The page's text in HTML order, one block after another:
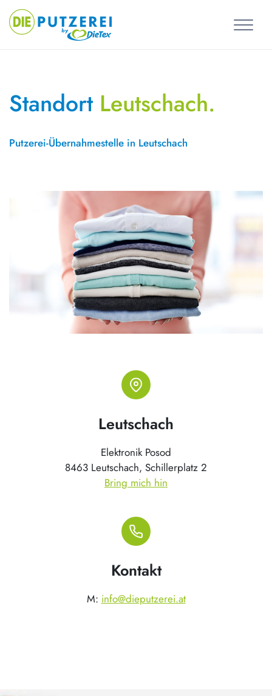
Skip
content
Standort Leutschach.
Putzerei-Übernahmestelle in Leutschach
Leutschach
Elektronik Posod
8463 Leutschach, Schillerplatz 2
Bring mich hin
Kontakt
M: info@dieputzerei.at